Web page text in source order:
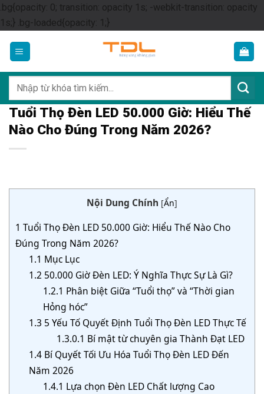
.bg{opacity: 0; transition: opacity 1s; -webkit-transition: opacity
1s;} .bg-loaded{opacity: 1;}Skip
content
kiếm:
Tuổi Thọ Đèn LED 50.000 Giờ: Hiểu Thế
Nào Cho Đúng Trong Năm 2026?
Nội Dung Chính [Ẩn]
1 Tuổi Thọ Đèn LED 50.000 Giờ: Hiểu Thế Nào Cho
Đúng Trong Năm 2026?
1.1 Mục Lục
1.2 50.000 Giờ Đèn LED: Ý Nghĩa Thực Sự Là Gì?
1.2.1 Phân biệt Giữa “Tuổi thọ” và “Thời gian
Hỏng hóc”
1.3 5 Yếu Tố Quyết Định Tuổi Thọ Đèn LED Thực Tế
1.3.0.1 Bí mật từ chuyên gia Thành Đạt LED
1.4 Bí Quyết Tối Ưu Hóa Tuổi Thọ Đèn LED Đến
Năm 2026
1.4.1 Lựa chọn Đèn LED Chất lượng Cao